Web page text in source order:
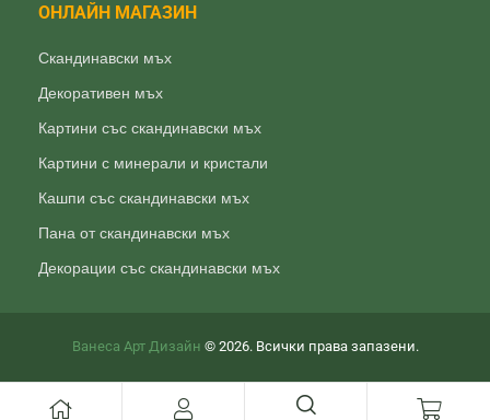
ОНЛАЙН МАГАЗИН
Скандинавски мъх
Декоративен мъх
Картини със скандинавски мъх
Картини с минерали и кристали
Кашпи със скандинавски мъх
Пана от скандинавски мъх
Декорации със скандинавски мъх
Ванеса Арт Дизайн © 2026. Всички права запазени.